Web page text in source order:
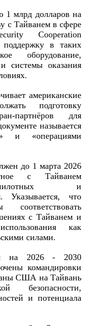
1 млрд долларов на
с Тайванем в сфере
Cooperation
в таких
оборудование,
системы оказания
американские
подготовку
партнёров для
называется
и «операциями
до 1 марта 2026
с Тайванем
и
Указывается, что
с Тайванем и
как
силами.
на 2026 - 2030
командировки
США на Тайвань
безопасности,
и потенциала